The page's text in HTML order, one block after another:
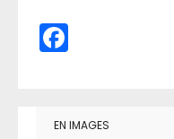
EN IMAGES